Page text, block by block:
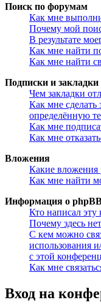
Поиск по форумам
Как мне
Почему мой
В результате
Как мне найти
Как мне найти
Подписки и закладки
Чем закладки
Как мне сделать
определённую
Как мне
Как мне
Вложения
Какие вложения
Как мне найти
Информация о
Кто написал
Почему здесь
С кем можно
использования
с этой
Как мне
Вход на